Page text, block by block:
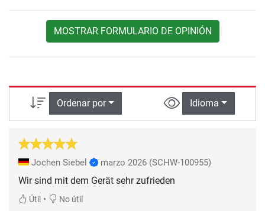
MOSTRAR FORMULARIO DE OPINIÓN
Ordenar por Idioma
Jochen Siebel marzo 2026 (SCHW-100955)
Wir sind mit dem Gerät sehr zufrieden
Útil • No útil